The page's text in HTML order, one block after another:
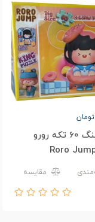
تومان
پازل کینگ 60 تکه رورو
مقایسه